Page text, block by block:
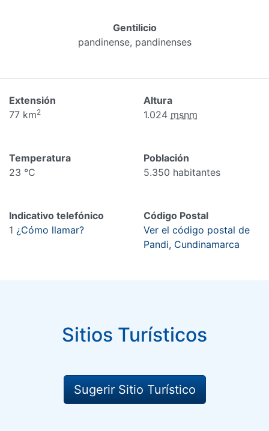
Gentilicio
pandinense, pandinenses
Extensión
77 km2
Altura
1.024 msnm
Temperatura
23 °C
Población
5.350 habitantes
Indicativo telefónico
1 ¿Cómo llamar?
Código Postal
Ver el código postal de
Pandi, Cundinamarca
Sitios Turísticos
Sugerir Sitio Turístico